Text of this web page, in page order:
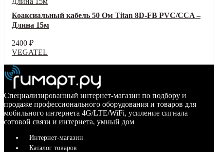
Коаксиальный кабель 50 Ом Titan 8D-FB PVC/CCA –
Длина 15м
2400 ₽
VEGATEL
Специализированный интернет-магазин по подбору и
продаже профессионального оборудования и товаров для
мобильного интернета 4G/LTE/WiFi, усиление сигнала
сотовой связи и интернета, умный дом
Интернет-магазин
Каталог товаров